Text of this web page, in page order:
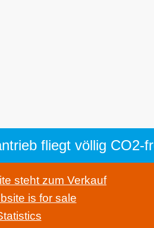
fliegt völlig CO2-
steht zum Verkauf
is for sale